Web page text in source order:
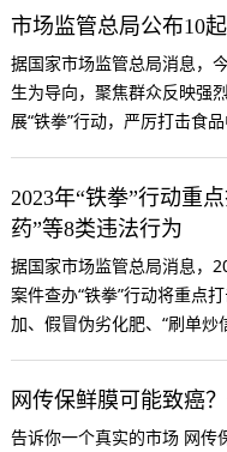
市场监管总局公布10
据国家市场监管总局消息，
生为导向，聚焦群众反映强
展“铁拳”行动，严厉打击食
利用不公平格式条款侵害消
便车”行为，查办了一批与群
2023年“铁拳”行动重
药”等8类违法行为
据国家市场监管总局消息，
案件查办“铁拳”行动将重点
加、假冒伪劣化肥、“刷单炒
“傍名人”“搭便车”行为。
网传保鲜膜可能致癌
告诉你一个真实的市场 网传